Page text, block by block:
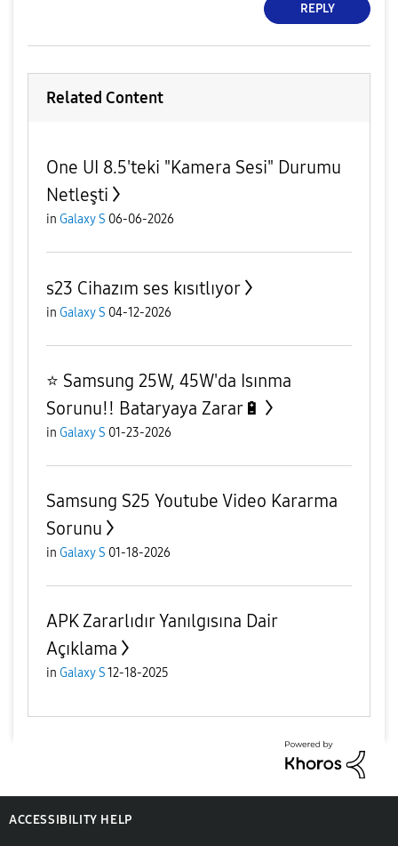
REPLY
Related Content
One UI 8.5'teki "Kamera Sesi" Durumu
Netleşti
in Galaxy S 06-06-2026
s23 Cihazım ses kısıtlıyor
in Galaxy S 04-12-2026
⭐️ Samsung 25W, 45W'da Isınma
Sorunu!! Bataryaya Zarar🔋
in Galaxy S 01-23-2026
Samsung S25 Youtube Video Kararma
Sorunu
in Galaxy S 01-18-2026
APK Zararlıdır Yanılgısına Dair
Açıklama
in Galaxy S12-18-2025
ACCESSIBILITY HELP